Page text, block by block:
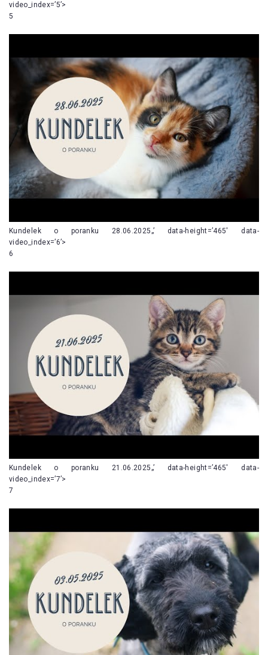
video_index=’5’>
5
Kundelek o poranku 28.06.2025„’ data-height=’465′ data-
video_index=’6’>
6
Kundelek o poranku 21.06.2025„’ data-height=’465′ data-
video_index=’7’>
7